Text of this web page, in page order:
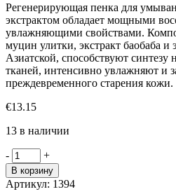
Регенерирующая пенка для
экстрактом обладает мощными
увлажняющими свойствами.
муцин улитки, экстракт баобаба и
Азиатской, способствуют
тканей, интенсивно увлажняют и
преждевременного старения кожи.
€13.15
13 в наличии
- Количество
товара
Missha
Super
+
В корзину
Артикул: 1394